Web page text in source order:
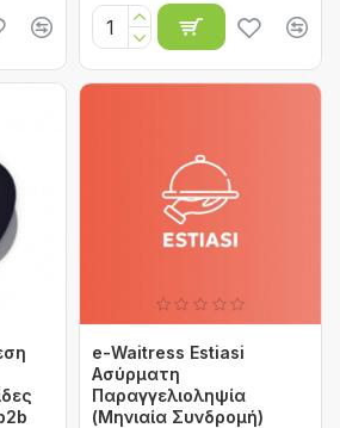
e-Waitress Εstiasi
Ασύρματη
Παραγγελιοληψία
(Μηνιαία Συνδρομή)